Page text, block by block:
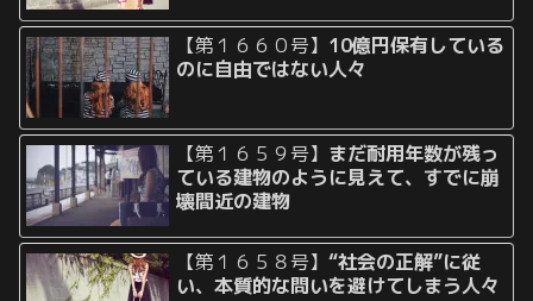
【第１６６０号】 10億円保有している
のに自由ではない人々
【第１６５９号】 まだ耐用年数が残っ
ている建物のように見えて、すでに崩
壊間近の建物
【第１６５８号】“社会の正解”に従
い、本質的な問いを避けてしまう人々